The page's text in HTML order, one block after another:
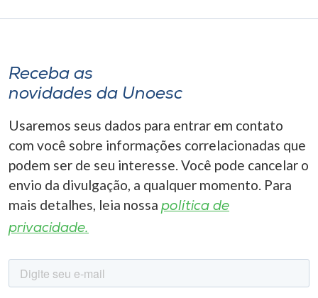
Receba as
novidades da Unoesc
Usaremos seus dados para entrar em contato
com você sobre informações correlacionadas que
podem ser de seu interesse. Você pode cancelar o
envio da divulgação, a qualquer momento. Para
mais detalhes, leia nossa política de
privacidade.